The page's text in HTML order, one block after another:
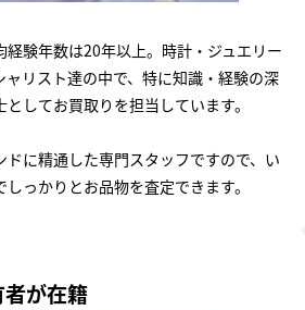
経験年数は20年以上。時計・ジュエリー
ャリスト達の中で、特に知識・経験の深
してお買取りを担当しています。
に精通した専門スタッフですので、い
っかりとお品物を査定できます。
が在籍